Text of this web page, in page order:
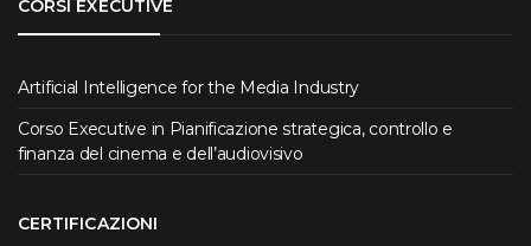
CORSI EXECUTIVE
Artificial Intelligence for the Media Industry
Corso Executive in Pianificazione strategica, controllo e
finanza del cinema e dell’audiovisivo
CERTIFICAZIONI